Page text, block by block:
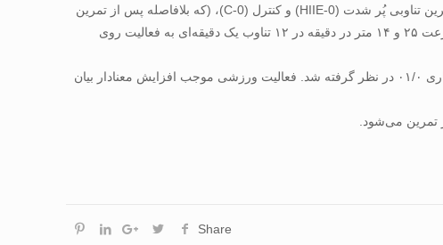
روش‌ها: در این مطالعه رت‌های نر ویستار دیابتی با STZ ( 12 هفته سن و با وزن ۲۴۰-۲۲۰ گرم) به‌کار برده شدند. حیوانات به ۴ گروه تمرین تناوبی پُر شدت (HIIE-0) و کنترل (C-0)، (که بلافاصله پس از تمرین
کشته شدند) و تمرین تناوبی پُر شدت (HIIE-2) و کنترل (C-2)، (که دو ساعت پس از تمرین کشته شدند)، تقسیم شدند. گروه HIIE با سرعت ۲۵ و ۱۴ متر در دقیقه در ۱۲ تناوب یک دقیقه‌ای به فعالیت روی
یافته‌ها: پس از برداشتن هیپوتالاموس، استخراج RNA، RT.PCR انجام شد. از آزمون T مستقل برای تحلیل داده‌ها استفاده و سطح معناداری ۰۱/۰ در نظر گرفته شد. فعالیت ورزشی موجب افزایش معنادار بیان
Share